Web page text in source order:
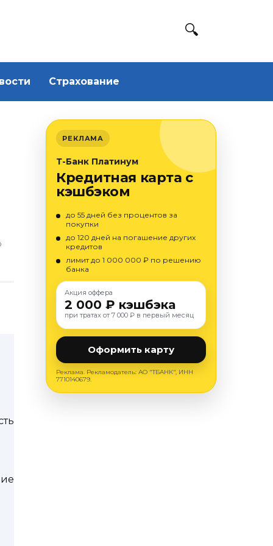
Страхование
РЕКЛАМА
Т-Банк Платинум
Кредитная карта с
кэшбэком
до 55 дней без процентов за
покупки
до 120 дней на погашение других
кредитов
лимит до 1 000 000 ₽ по решению
банка
Акция оффера
2 000 ₽ кэшбэка
при тратах от 7 000 ₽ в первый месяц
Оформить карту
Реклама. Рекламодатель: АО "ТБАНК", ИНН
7710140679.